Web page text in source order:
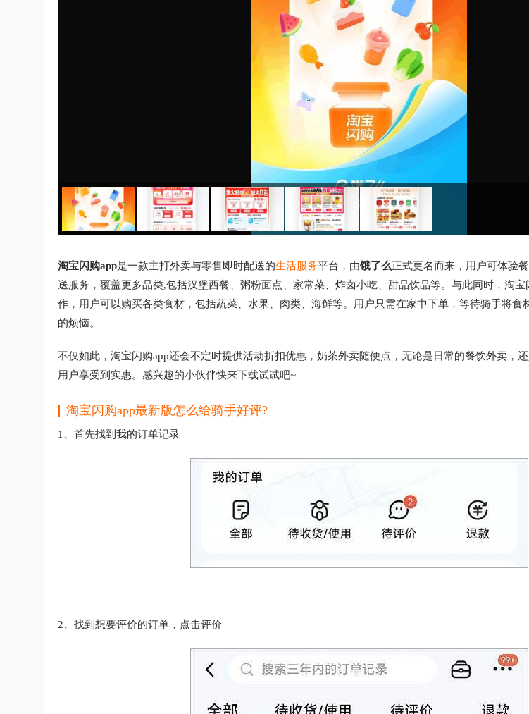
淘宝闪购app是一款主打外卖与零售即时配送的生活服务平台，由饿了么正式更名而来，用户可体验
送服务，覆盖更多品类,包括汉堡西餐、粥粉面点、家常菜、炸卤小吃、甜品饮品等。与此同时，淘
作，用户可以购买各类食材，包括蔬菜、水果、肉类、海鲜等。用户只需在家中下单，等待骑手将食
的烦恼。
不仅如此，淘宝闪购app还会不定时提供活动折扣优惠，奶茶外卖随便点，无论是日常的餐饮外卖，
用户享受到实惠。感兴趣的小伙伴快来下载试试吧~
淘宝闪购app最新版怎么给骑手好评?
1、首先找到我的订单记录
2、找到想要评价的订单，点击评价